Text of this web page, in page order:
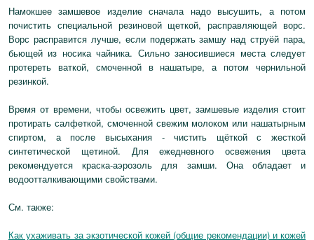
Намокшее замшевое изделие сначала надо высушить, а потом
почистить специальной резиновой щеткой, расправляющей ворс.
Ворс расправится лучше, если подержать замшу над струёй пара,
бьющей из носика чайника. Сильно заносившиеся места следует
протереть ваткой, смоченной в нашатыре, а потом чернильной
резинкой.
Время от времени, чтобы освежить цвет, замшевые изделия стоит
протирать салфеткой, смоченной свежим молоком или нашатырным
спиртом, а после высыхания - чистить щёткой с жесткой
синтетической щетиной. Для ежедневного освежения цвета
рекомендуется краска-аэрозоль для замши. Она обладает и
водоотталкивающими свойствами.
См. также:
Как ухаживать за экзотической кожей (общие рекомендации) и кожей